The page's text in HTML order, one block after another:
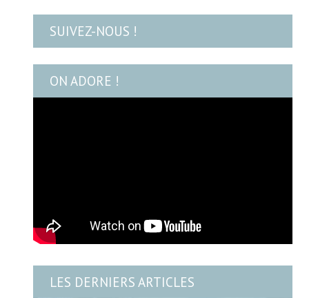
SUIVEZ-NOUS !
ON ADORE !
LES DERNIERS ARTICLES